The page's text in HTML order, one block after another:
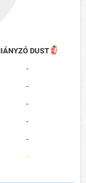
DUST
-
-
-
-
-
-